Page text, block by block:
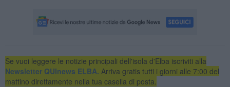
Se vuoi leggere le notizie principali dell'isola d'Elba iscriviti alla
Newsletter QUInews ELBA. Arriva gratis tutti i giorni alle 7:00 del
mattino direttamente nella tua casella di posta.